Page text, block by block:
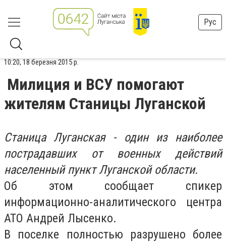
Рус
10:20, 18 березня 2015 р.
Милиция и ВСУ помогают
жителям Станицы Луганской
Станица Луганская - один из наиболее
пострадавших от военных действий
населенный пункт Луганской области.
Об этом сообщает спикер
информационно-аналитического центра
АТО Андрей Лысенко.
В поселке полностью разрушено более